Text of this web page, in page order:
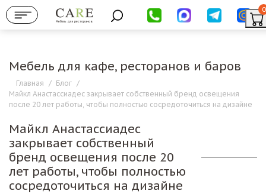
Мебель для ресторанов
0
Мебель для кафе, ресторанов и баров
Главная / Блог /
Майкл Анастассиадес закрывает собственный бренд освещения
после 20 лет работы, чтобы полностью сосредоточиться на дизайне
Майкл Анастассиадес
закрывает собственный
бренд освещения после 20
лет работы, чтобы полностью
сосредоточиться на дизайне